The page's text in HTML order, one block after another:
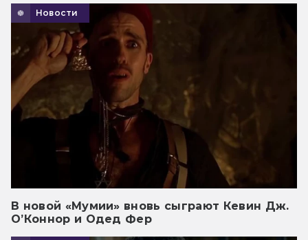
Новости
В новой «Мумии» вновь сыграют Кевин Дж.
О’Коннор и Одед Фер